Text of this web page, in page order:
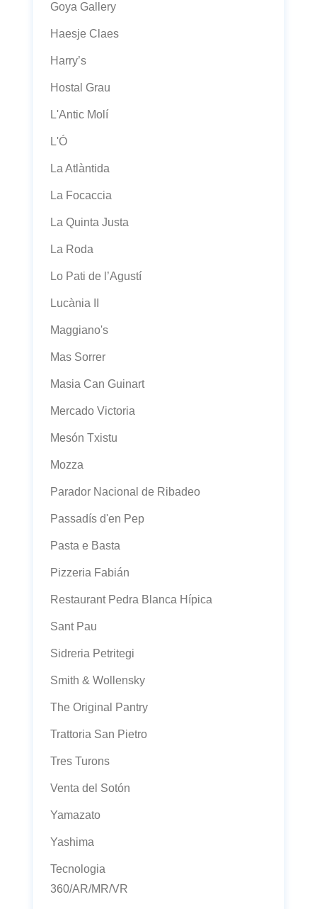
Goya Gallery
Haesje Claes
Harry’s
Hostal Grau
L'Antic Molí
L'Ó
La Atlàntida
La Focaccia
La Quinta Justa
La Roda
Lo Pati de l’Agustí
Lucània II
Maggiano's
Mas Sorrer
Masia Can Guinart
Mercado Victoria
Mesón Txistu
Mozza
Parador Nacional de Ribadeo
Passadís d'en Pep
Pasta e Basta
Pizzeria Fabián
Restaurant Pedra Blanca Hípica
Sant Pau
Sidreria Petritegi
Smith & Wollensky
The Original Pantry
Trattoria San Pietro
Tres Turons
Venta del Sotón
Yamazato
Yashima
Tecnologia
360/AR/MR/VR